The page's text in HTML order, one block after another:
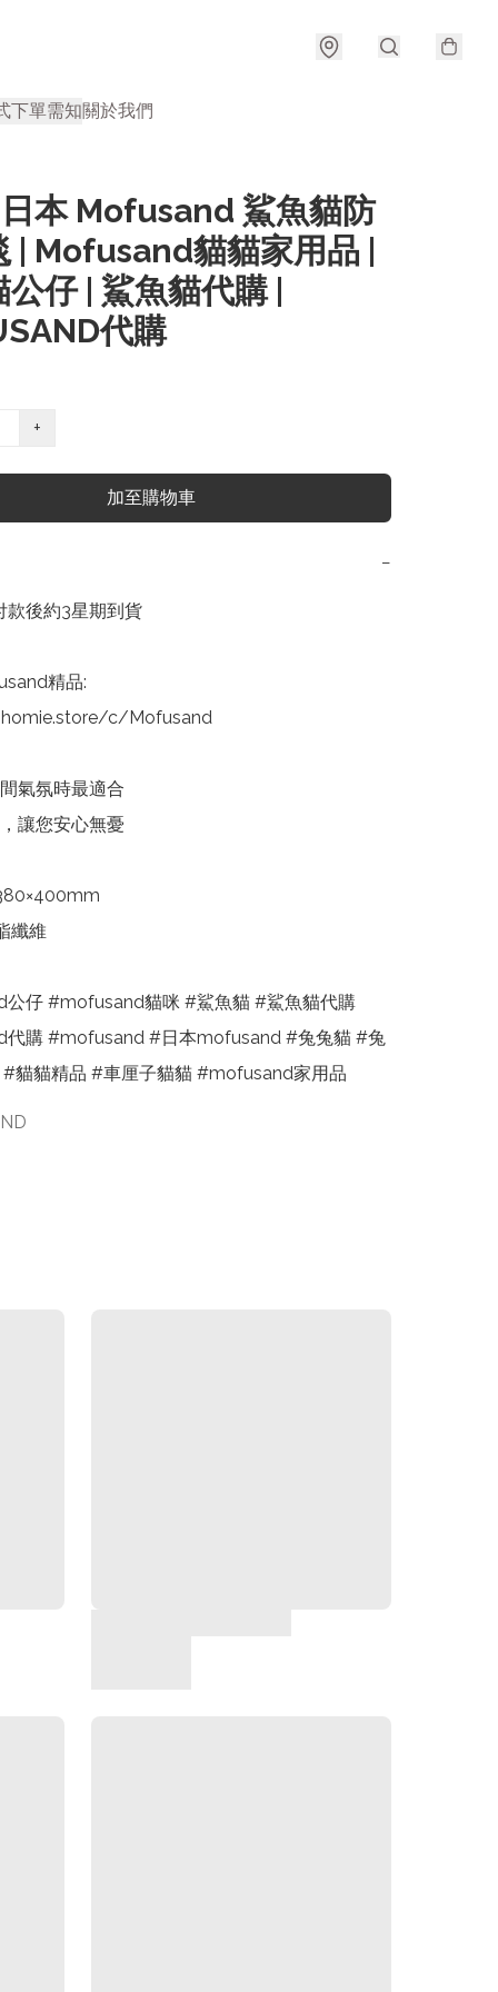
下單需知關於我們
本 Mofusand 鯊魚貓防
| Mofusand貓貓家用品 |
仔 | 鯊魚貓代購 |
代購
+
加至購物車
−
款後約3星期到貨
精品:
c/Mofusand
氣氛時最適合
讓您安心無憂
纖維
仔 #mofusand貓咪 #鯊魚貓 #鯊魚貓代購
購 #mofusand #日本mofusand #兔兔貓 #兔
貓貓精品 #車厘子貓貓 #mofusand家用品